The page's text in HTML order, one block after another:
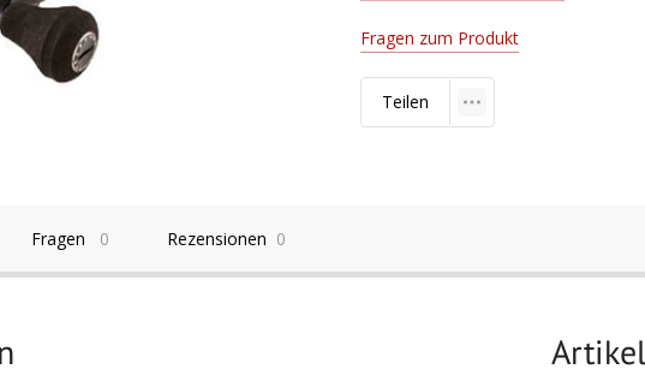
Fragen zum Produkt
Teilen
Fragen 0 Rezensionen 0